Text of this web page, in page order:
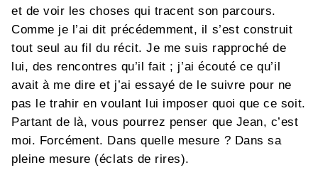
et de voir les choses qui tracent son parcours.
Comme je l’ai dit précédemment, il s’est construit
tout seul au fil du récit. Je me suis rapproché de
lui, des rencontres qu’il fait ; j’ai écouté ce qu’il
avait à me dire et j’ai essayé de le suivre pour ne
pas le trahir en voulant lui imposer quoi que ce soit.
Partant de là, vous pourrez penser que Jean, c’est
moi. Forcément. Dans quelle mesure ? Dans sa
pleine mesure (éclats de rires).